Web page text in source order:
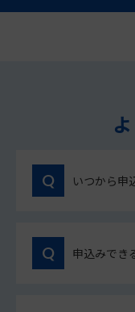
いつから申
申込みでき